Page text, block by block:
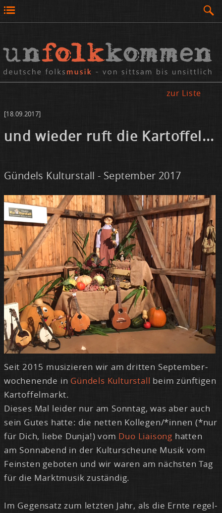
zur Liste
[18.09.2017]
und wie­der ruft die Kar­tof­fel...
Gündels Kulturstall - September 2017
Seit 2015 mu­si­zie­ren wir am drit­ten Sep­tem­ber­
wo­chen­en­de in Gün­dels Kul­tur­stall beim zünf­ti­gen
Kar­tof­fel­markt.
Die­ses Mal lei­der nur am Sonn­tag, was aber auch
sein Gu­tes hat­te: die net­ten Kol­le­gen/*in­nen (*nur
für Dich, lie­be Dun­ja!) vom Duo Li­ai­song hat­ten
am Sonn­abend in der Kul­tur­scheu­ne Mu­sik vom
Feins­ten ge­bo­ten und wir wa­ren am nächs­ten Tag
für die Markt­mu­sik zu­stän­dig.
Im Ge­gen­satz zum letz­ten Jahr, als die Ern­te re­gel­